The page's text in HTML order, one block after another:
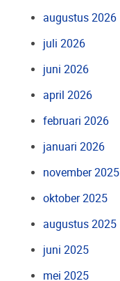
augustus 2026
juli 2026
juni 2026
april 2026
februari 2026
januari 2026
november 2025
oktober 2025
augustus 2025
juni 2025
mei 2025